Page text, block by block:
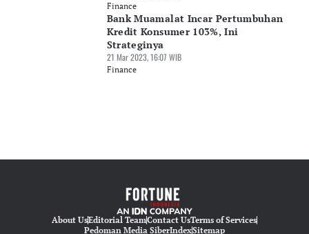
Finance
Bank Muamalat Incar Pertumbuhan
Kredit Konsumer 103%, Ini
Strateginya
21 Mar 2023, 16:07 WIB
Finance
About UsEditorial TeamContact UsTerms of Services
Pedoman Media SiberIndexSitemap